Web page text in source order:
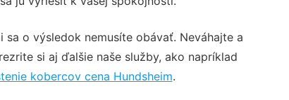
sa o výsledok nemusíte obávať. Neváhajte a
si aj ďalšie naše služby, ako napríklad
kobercov cena Hundsheim.